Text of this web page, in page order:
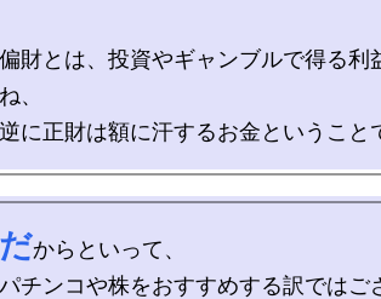
偏財とは、投資やギャンブルで得る利
ね、
だからといって、
パチンコや株をおすすめする訳ではご